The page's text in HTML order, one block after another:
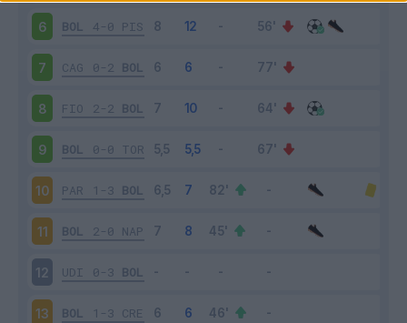
6 BOL 4-0 PIS
7 CAG 0-2 BOL
8 FIO 2-2 BOL
9 BOL 0-0 TOR
10 PAR 1-3 BOL
11 BOL 2-0 NAP
12 UDI 0-3 BOL
13 BOL 1-3 CRE